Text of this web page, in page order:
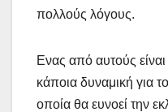
πολλούς λόγους.
Ενας από αυτούς
κάποια δυναμική για
οποία θα ευνοεί την